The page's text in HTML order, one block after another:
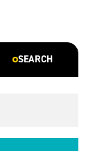
SEARCH